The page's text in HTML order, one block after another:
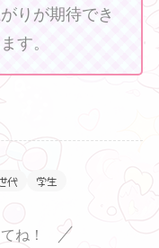
りが期待でき
す。
代 学生
ね！